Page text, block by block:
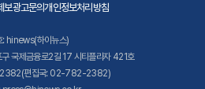
보광고문의개인정보처리방침
: hinews(하이뉴스)
구 국제금융로2길 17 시티플라자 421호
편집국: 02-782-2382)